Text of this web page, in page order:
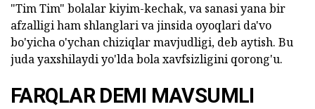
"Tim Tim" bolalar kiyim-kechak, va sanasi yana bir
afzalligi ham shlanglari va jinsida oyoqlari da'vo
bo'yicha o'ychan chiziqlar mavjudligi, deb aytish. Bu
juda yaxshilaydi yo'lda bola xavfsizligini qorong'u.
FARQLAR DEMI MAVSUMLI